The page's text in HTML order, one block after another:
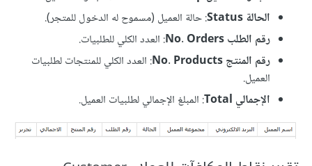
الحالة Status
: حالة العميل (مسموح له الدخول للمتجر).
رقم الطلب No. Orders
: العدد الكلي للطلبيات.
رقم المنتج No. Products
: العدد الكلي للمنتجات لطلبيات
العميل.
الإجمالي Total
: المبلغ الإجمالي لطلبيات العميل.